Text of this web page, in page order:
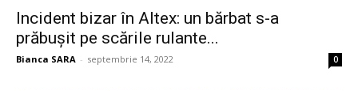
Incident bizar în Altex: un bărbat s-a
prăbușit pe scările rulante...
Bianca SARA - septembrie 14, 2022 0